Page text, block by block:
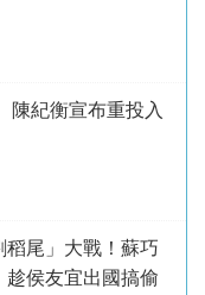
紀衡宣布重投入
尾」大戰！蘇巧
侯友宜出國搞偷